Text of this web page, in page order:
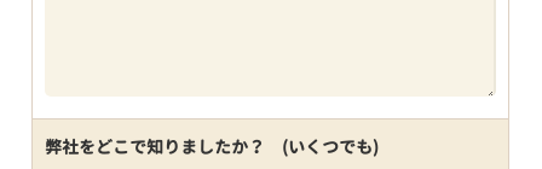
弊社をどこで知りましたか？ (いくつでも)